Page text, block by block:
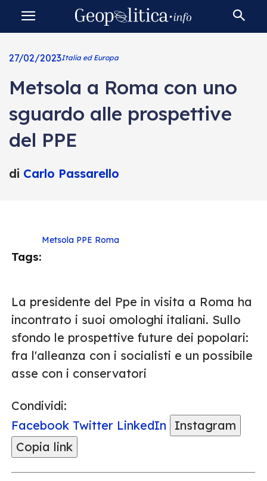
27/02/2023Italia ed Europa
Metsola a Roma con uno
sguardo alle prospettive
del PPE
di Carlo Passarello
Tags:
Metsola PPE Roma
La presidente del Ppe in visita a Roma ha
incontrato i suoi omologhi italiani. Sullo
sfondo le prospettive future dei popolari:
fra l'alleanza con i socialisti e un possibile
asse con i conservatori
Condividi:
Facebook Twitter LinkedIn
Instagram
Copia link